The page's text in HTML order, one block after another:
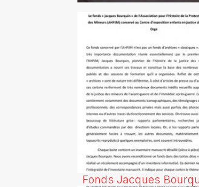
Fonds Jacques